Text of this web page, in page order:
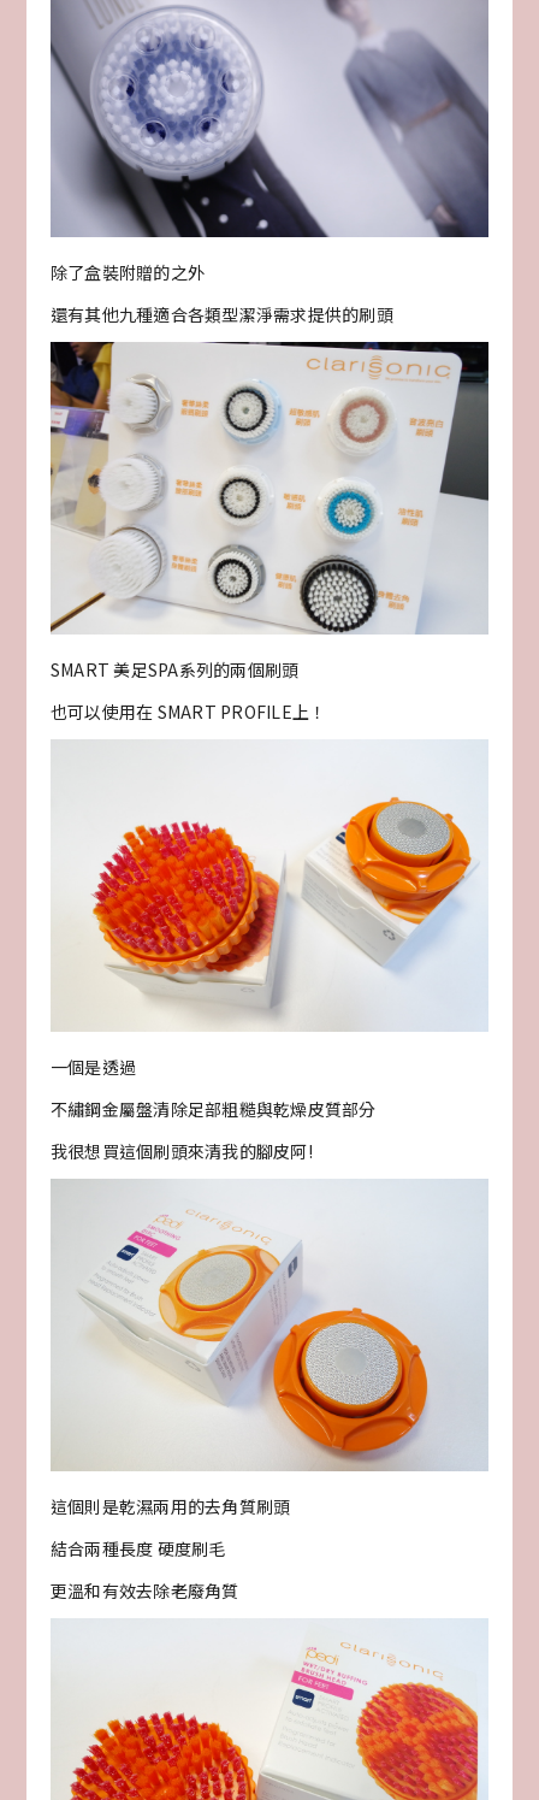
除了盒裝附贈的之外
還有其他九種適合各類型潔淨需求提供的刷頭
SMART 美足SPA系列的兩個刷頭
也可以使用在 SMART PROFILE上！
一個是透過
不繡鋼金屬盤清除足部粗糙與乾燥皮質部分
我很想買這個刷頭來清我的腳皮阿!
這個則是乾濕兩用的去角質刷頭
結合兩種長度 硬度刷毛
更溫和有效去除老廢角質